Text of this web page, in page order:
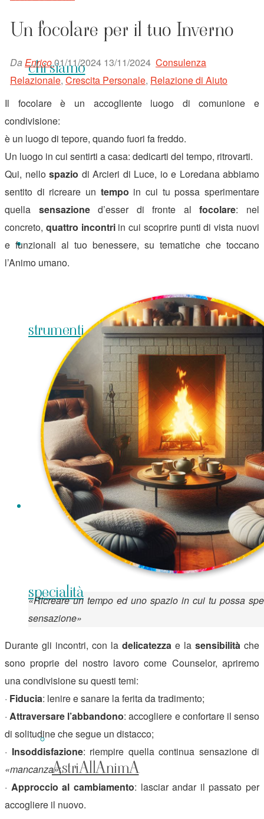
chi siamo
strumenti
specialità
AstriAllAnimA
Un focolare per il tuo Inverno
DaEnrico01/11/2024 13/11/2024 Consulenza
Relazionale, Crescita Personale, Relazione di Aiuto
Il focolare è un accogliente luogo di comunione e
condivisione:
è un luogo di tepore, quando fuori fa freddo.
Un luogo in cui sentirti a casa: dedicarti del tempo, ritrovarti.
Qui, nello spazio di Arcieri di Luce, io e Loredana abbiamo
sentito di ricreare un tempo in cui tu possa sperimentare
quella sensazioned’esser di fronte alfocolare: nel
concreto, quattro incontriin cui scoprire punti di vista nuovi
e funzionali al tuo benessere, su tematiche che toccano
l’Animo umano.
«Ricreare un tempo ed uno spazio in cui tu possa
sensazione»
Durante gli incontri, con la delicatezza e la sensibilità che
sono proprie del nostro lavoro come Counselor, apriremo
una condivisione su questi temi:
· Fiducia: lenire e sanare la ferita da tradimento;
·Attraversare l’abbandono: accogliere e confortare il senso
di solitudine che segue un distacco;
· Insoddisfazione: riempire quella continua sensazione di
«mancanza»;
· Approccio al cambiamento: lasciar andar il passato per
accogliere il nuovo.